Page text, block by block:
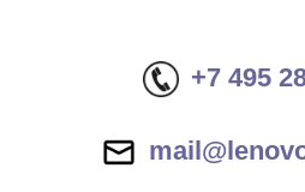
+7 495